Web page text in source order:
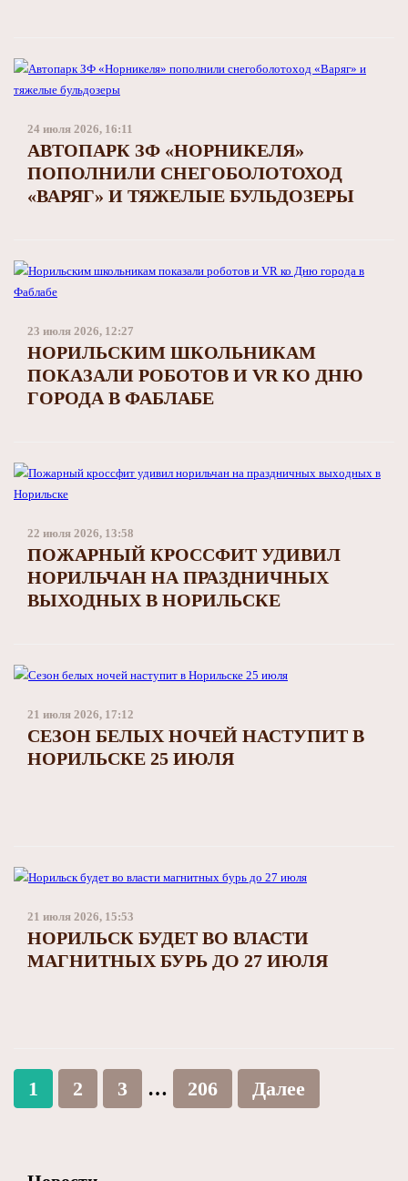
24 июля 2026, 16:11
АВТОПАРК ЗФ «НОРНИКЕЛЯ»
ПОПОЛНИЛИ СНЕГОБОЛОТОХОД
«ВАРЯГ» И ТЯЖЕЛЫЕ БУЛЬДОЗЕРЫ
23 июля 2026, 12:27
НОРИЛЬСКИМ ШКОЛЬНИКАМ
ПОКАЗАЛИ РОБОТОВ И VR КО ДНЮ
ГОРОДА В ФАБЛАБЕ
22 июля 2026, 13:58
ПОЖАРНЫЙ КРОССФИТ УДИВИЛ
НОРИЛЬЧАН НА ПРАЗДНИЧНЫХ
ВЫХОДНЫХ В НОРИЛЬСКЕ
21 июля 2026, 17:12
СЕЗОН БЕЛЫХ НОЧЕЙ НАСТУПИТ В
НОРИЛЬСКЕ 25 ИЮЛЯ
21 июля 2026, 15:53
НОРИЛЬСК БУДЕТ ВО ВЛАСТИ
МАГНИТНЫХ БУРЬ ДО 27 ИЮЛЯ
1 2 3 … 206 Далее